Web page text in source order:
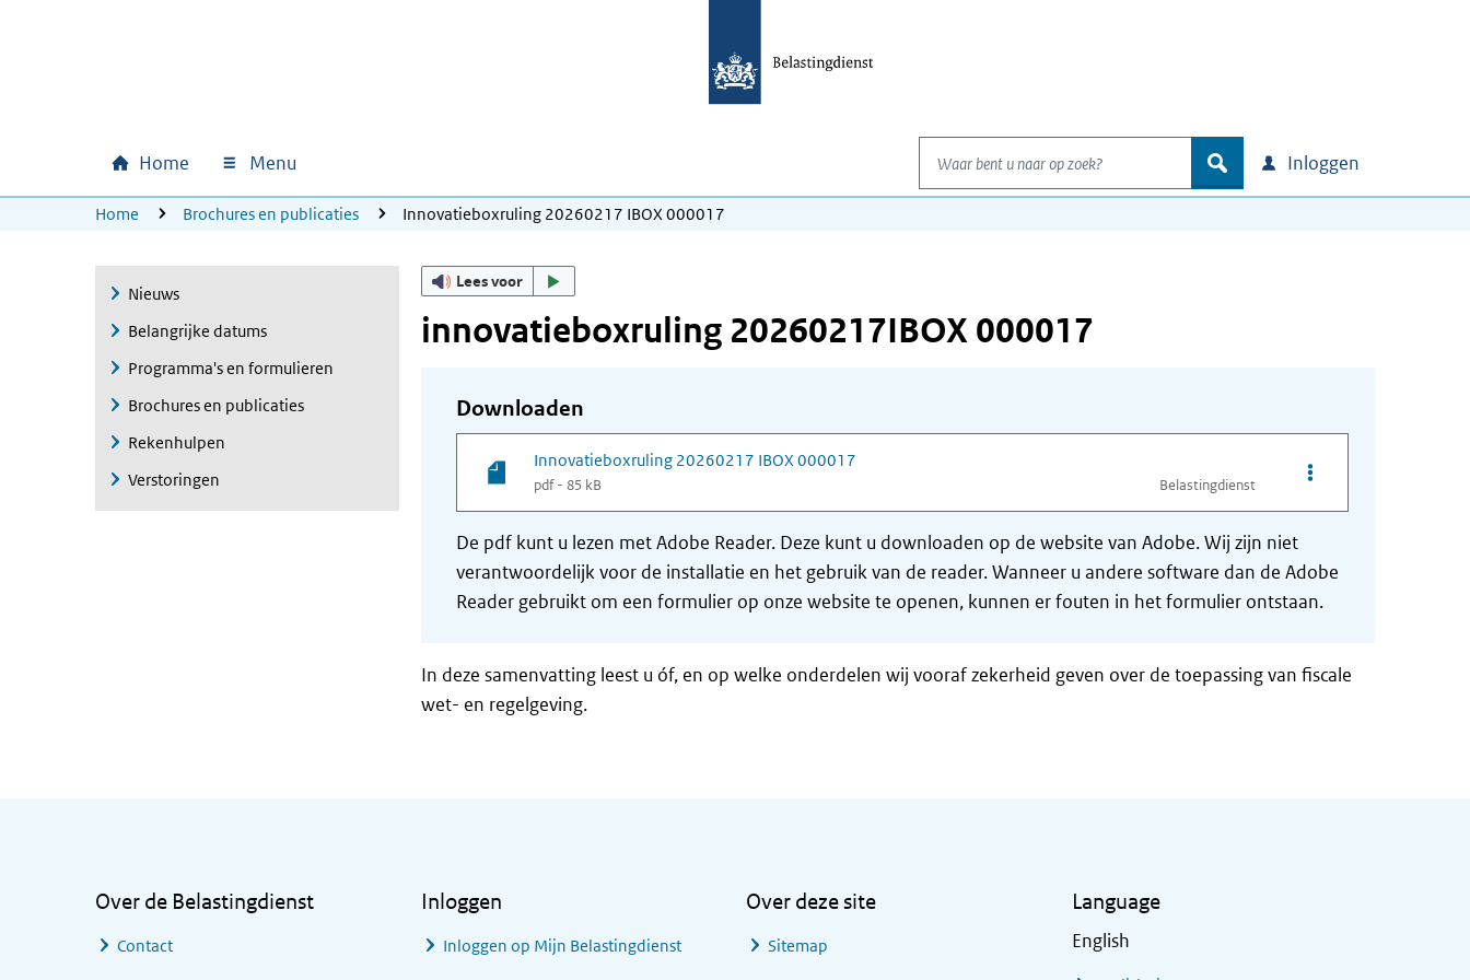
Hoofdnavigatie
Home Menu
Waar bent u naar op zoek?
zoek Inloggen
U bevindt zich hier:
Home Brochures en publicaties Innovatieboxruling 20260217 IBOX 000017
Nieuws
Belangrijke datums
Programma's en formulieren
Brochures en publicaties
Rekenhulpen
Verstoringen
Lees voor
innovatieboxruling 20260217IBOX 000017
Downloaden
Innovatieboxruling 20260217 IBOX 000017
pdf - 85 kB Belastingdienst
Opties van bestand
De pdf kunt u lezen met Adobe Reader. Deze kunt u downloaden op de website van Adobe. Wij zijn niet
verantwoordelijk voor de installatie en het gebruik van de reader. Wanneer u andere software dan de Adobe
Reader gebruikt om een formulier op onze website te openen, kunnen er fouten in het formulier ontstaan.
In deze samenvatting leest u óf, en op welke onderdelen wij vooraf zekerheid geven over de toepassing van fiscale
wet- en regelgeving.
Over de Belastingdienst
Contact
Inloggen
Inloggen op Mijn Belastingdienst
Over deze site
Sitemap
Language
English